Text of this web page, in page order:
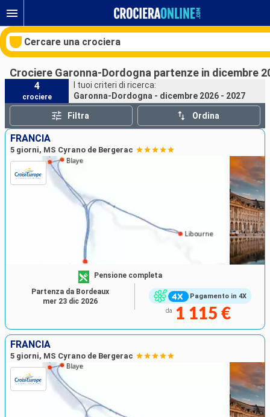
Cercare una crociera
Le nostre destinazioni
Mesi di partenza
Porti
Crociere Garonna-Dordogna partenze in dicembre
4
crociere
I tuoi criteri di ricerca:
Garonna-Dordogna - dicembre 2026 - 2027
Filtra Ordina
FRANCIA
5 giorni, MS Cyrano de Bergerac
Pagamento in 4X
Pensione completa
da 1 115 €
Partenza da Bordeaux
mer 23 dic 2026
FRANCIA
5 giorni, MS Cyrano de Bergerac